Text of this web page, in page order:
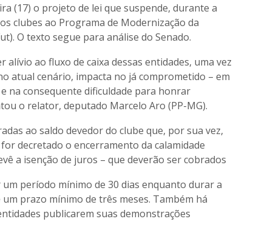
(17) o projeto de lei que suspende, durante a
clubes ao Programa de Modernização da
O texto segue para análise do Senado.
alívio ao fluxo de caixa dessas entidades, uma vez
atual cenário, impacta no já comprometido – em
na consequente dificuldade para honrar
o relator, deputado Marcelo Aro (PP-MG).
ao saldo devedor do clube que, por sua vez,
decretado o encerramento da calamidade
a isenção de juros – que deverão ser cobrados
período mínimo de 30 dias enquanto durar a
prazo mínimo de três meses. Também há
publicarem suas demonstrações